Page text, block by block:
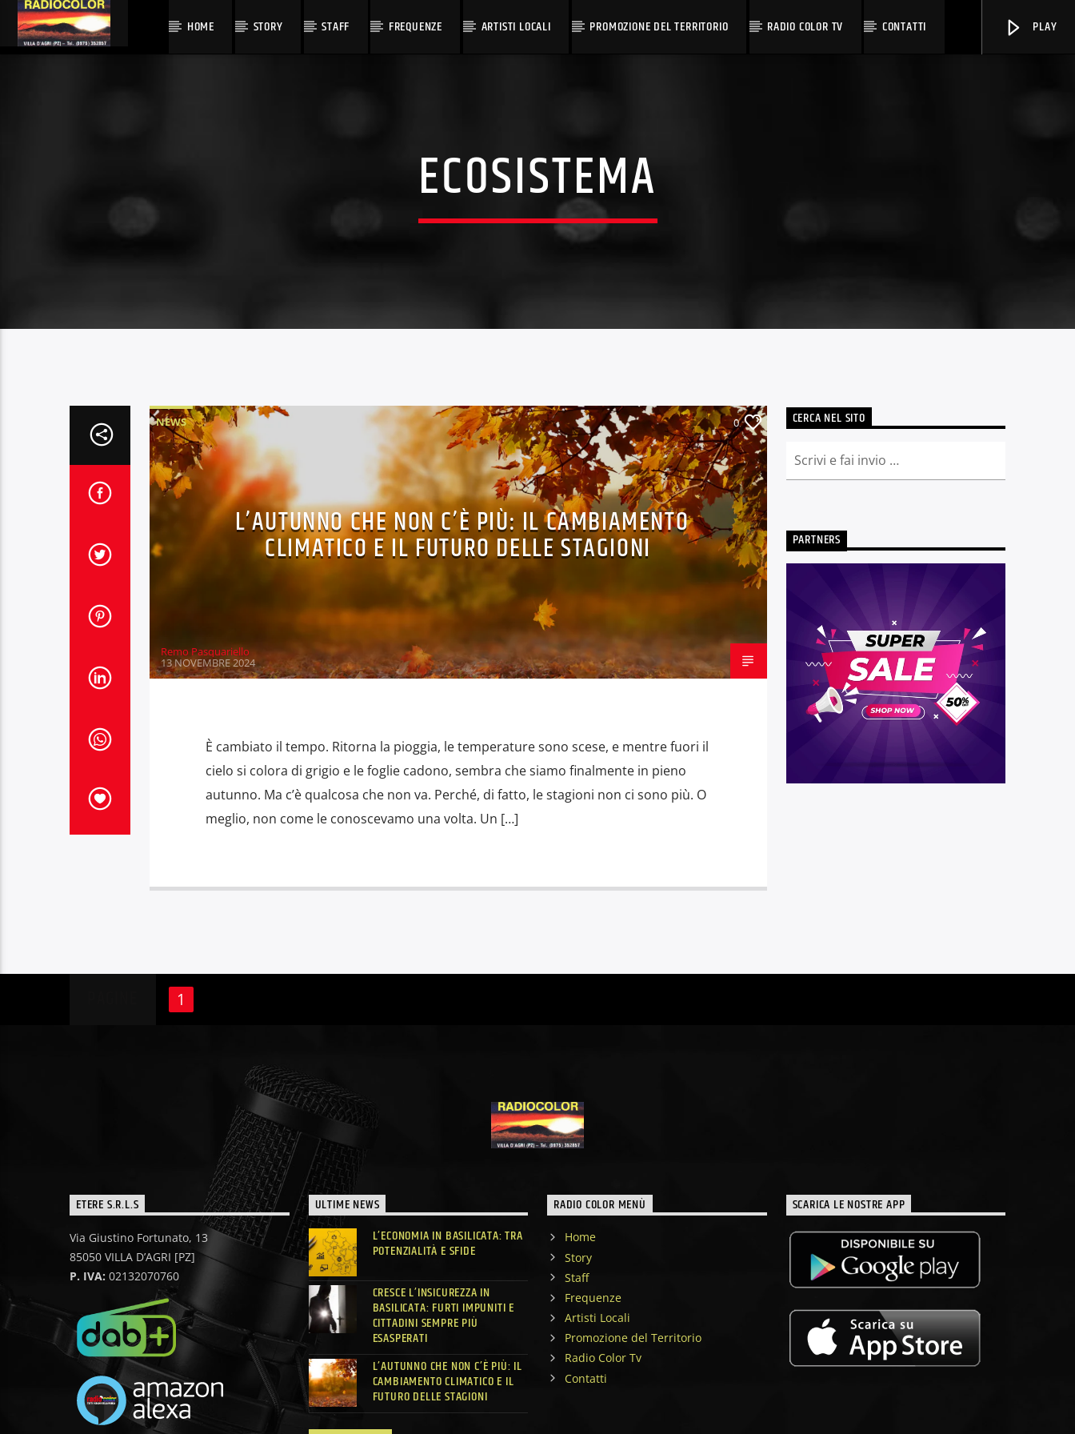
HOME STORY STAFF FREQUENZE ARTISTI LOCALI PROMOZIONE DEL TERRITORIO RADIO COLOR TV CONTATTI PLAY
ECOSISTEMA
NEWS 0
L’AUTUNNO CHE NON C’È PIÙ: IL CAMBIAMENTO
CLIMATICO E IL FUTURO DELLE STAGIONI
Remo Pasquariello
13 NOVEMBRE 2024
È cambiato il tempo. Ritorna la pioggia, le temperature sono scese, e mentre fuori il
cielo si colora di grigio e le foglie cadono, sembra che siamo finalmente in pieno
autunno. Ma c’è qualcosa che non va. Perché, di fatto, le stagioni non ci sono più. O
meglio, non come le conoscevamo una volta. Un […]
CERCA NEL SITO
PARTNERS
1
ETERE S.R.L.S
Via Giustino Fortunato, 13
85050 VILLA D’AGRI [PZ]
P. IVA: 02132070760
ULTIME NEWS
L’ECONOMIA IN BASILICATA: TRA
POTENZIALITÀ E SFIDE
CRESCE L’INSICUREZZA IN
BASILICATA: FURTI IMPUNITI E
CITTADINI SEMPRE PIÙ
ESASPERATI
L’AUTUNNO CHE NON C’È PIÙ: IL
CAMBIAMENTO CLIMATICO E IL
FUTURO DELLE STAGIONI
RADIO COLOR MENÙ
Home
Story
Staff
Frequenze
Artisti Locali
Promozione del Territorio
Radio Color Tv
Contatti
SCARICA LE NOSTRE APP